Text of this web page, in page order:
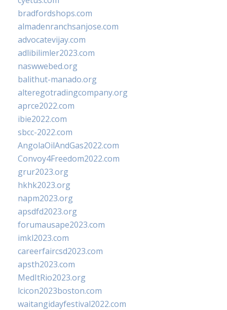
bradfordshops.com
almadenranchsanjose.com
advocatevijay.com
adlibilimler2023.com
naswwebed.org
balithut-manado.org
alteregotradingcompany.org
aprce2022.com
ibie2022.com
sbcc-2022.com
AngolaOilAndGas2022.com
Convoy4Freedom2022.com
grur2023.org
hkhk2023.org
napm2023.org
apsdfd2023.org
forumausape2023.com
imkl2023.com
careerfaircsd2023.com
apsth2023.com
MedItRio2023.org
lcicon2023boston.com
waitangidayfestival2022.com